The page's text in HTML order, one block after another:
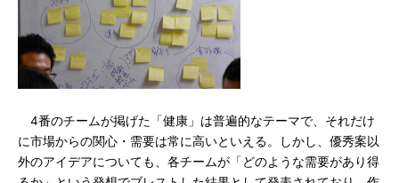
4番のチームが掲げた「健康」は普遍的なテーマで、それだけ
に市場からの関心・需要は常に高いといえる。しかし、優秀案以
外のアイデアについても、各チームが「どのような需要があり得